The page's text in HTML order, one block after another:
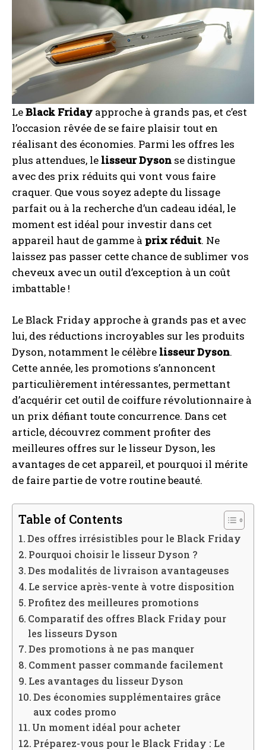
LeBlack Friday approche à grands pas, et c’est
l’occasion rêvée de se faire plaisir tout en
réalisant des économies. Parmi les offres les
plus attendues, le lisseur Dyson se distingue
avec des prix réduits qui vont vous faire
craquer. Que vous soyez adepte du lissage
parfait ou à la recherche d’un cadeau idéal, le
moment est idéal pour investir dans cet
appareil haut de gamme à prix réduit. Ne
laissez pas passer cette chance de sublimer vos
cheveux avec un outil d’exception à un coût
imbattable !
Le Black Friday approche à grands pas et avec
lui, des réductions incroyables sur les produits
Dyson, notamment le célèbre lisseur Dyson.
Cette année, les promotions s’annoncent
particulièrement intéressantes, permettant
d’acquérir cet outil de coiffure révolutionnaire à
un prix défiant toute concurrence. Dans cet
article, découvrez comment profiter des
meilleures offres sur le lisseur Dyson, les
avantages de cet appareil, et pourquoi il mérite
de faire partie de votre routine beauté.
Table of Contents
Des offres irrésistibles pour le Black Friday
Pourquoi choisir le lisseur Dyson ?
Des modalités de livraison avantageuses
Le service après-vente à votre disposition
Profitez des meilleures promotions
Comparatif des offres Black Friday pour
les lisseurs Dyson
Des promotions à ne pas manquer
Comment passer commande facilement
Les avantages du lisseur Dyson
Des économies supplémentaires grâce
aux codes promo
Un moment idéal pour acheter
Préparez-vous pour le Black Friday : Le